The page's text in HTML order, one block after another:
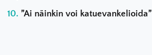
”Ai näinkin voi katuevankelioida”